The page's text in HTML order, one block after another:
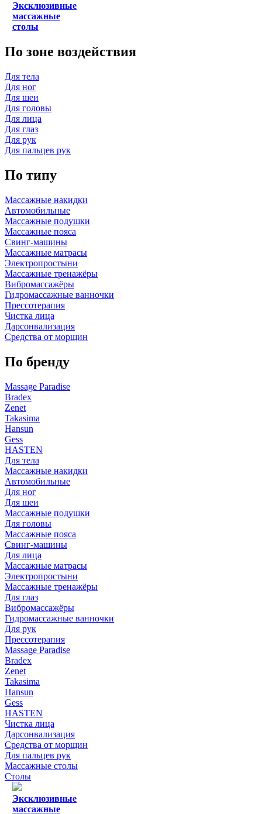
Эксклюзивные
массажные
столы
По зоне воздействия
Для тела
Для ног
Для шеи
Для головы
Для лица
Для глаз
Для рук
Для пальцев рук
По типу
Массажные накидки
Автомобильные
Массажные подушки
Массажные пояса
Свинг-машины
Массажные матрасы
Электропростыни
Массажные тренажёры
Вибромассажёры
Гидромассажные ванночки
Прессотерапия
Чистка лица
Дарсонвализация
Средства от морщин
По бренду
Massage Paradise
Bradex
Zenet
Takasima
Hansun
Gess
HASTEN
Для тела
Массажные накидки
Автомобильные
Для ног
Для шеи
Массажные подушки
Для головы
Массажные пояса
Свинг-машины
Для лица
Массажные матрасы
Электропростыни
Массажные тренажёры
Для глаз
Вибромассажёры
Гидромассажные ванночки
Для рук
Прессотерапия
Massage Paradise
Bradex
Zenet
Takasima
Hansun
Gess
HASTEN
Чистка лица
Дарсонвализация
Средства от морщин
Для пальцев рук
Массажные столы
Столы
Эксклюзивные
массажные